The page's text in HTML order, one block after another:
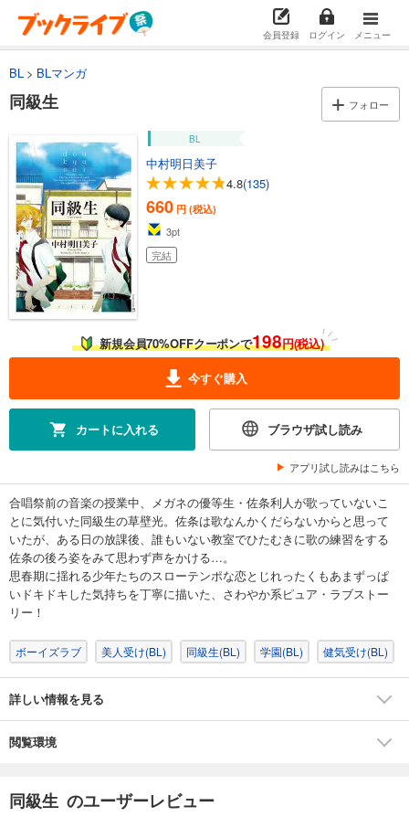
会員登録 ログイン メニュー
BL BLマンガ
同級生 フォロー
BL
中村明日美子
4.8(135)
660 円 (税込)
3pt
完結
新規会員70%OFFクーポンで198円(税込)
今すぐ購入
カートに入れる ブラウザ試し読み
アプリ試し読みはこちら
合唱祭前の音楽の授業中、メガネの優等生・佐条利人が歌っていないこ
とに気付いた同級生の草壁光。佐条は歌なんかくだらないからと思って
いたが、ある日の放課後、誰もいない教室でひたむきに歌の練習をする
佐条の後ろ姿をみて思わず声をかける…。
思春期に揺れる少年たちのスローテンポな恋とじれったくもあまずっぱ
いドキドキした気持ちを丁寧に描いた、さわやか系ピュア・ラブストー
リー！
ボーイズラブ 美人受け(BL) 同級生(BL) 学園(BL) 健気受け(BL)
詳しい情報を見る
閲覧環境
同級生 のユーザーレビュー